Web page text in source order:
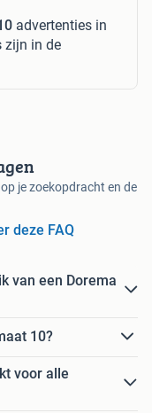
advertenties in
zijn in de
je zoekopdracht en de
deze FAQ
van een Dorema
10?
voor alle